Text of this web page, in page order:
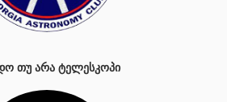
ᲗᲣ ᲐᲠᲐ ᲢᲔᲚᲔᲡᲙᲝᲞᲘ